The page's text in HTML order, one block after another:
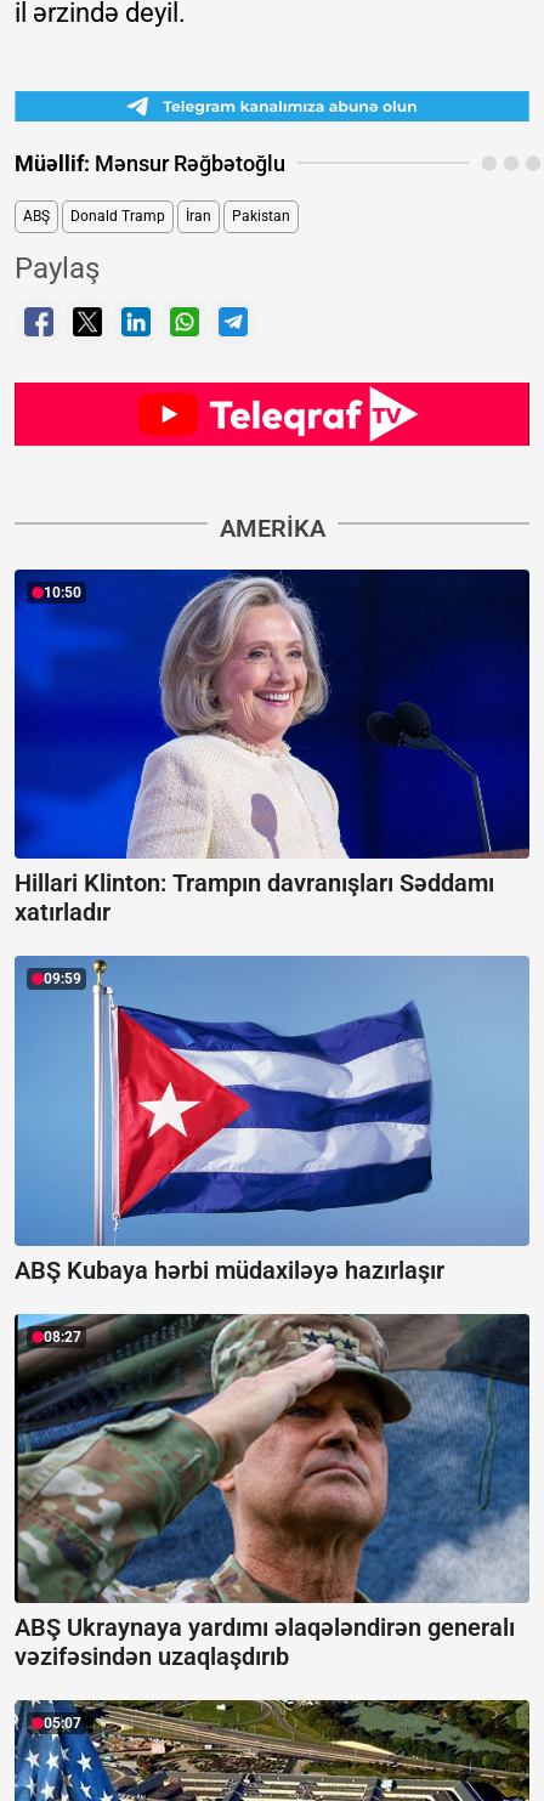
il ərzində deyil.
Müəllif: Mənsur Rəğbətoğlu
ABŞ Donald Tramp İran Pakistan
Paylaş
AMERIKA
10:50
Hillari Klinton: Trampın davranışları Səddamı
xatırladır
09:59
ABŞ Kubaya hərbi müdaxiləyə hazırlaşır
08:27
ABŞ Ukraynaya yardımı əlaqələndirən generalı
vəzifəsindən uzaqlaşdırıb
05:07